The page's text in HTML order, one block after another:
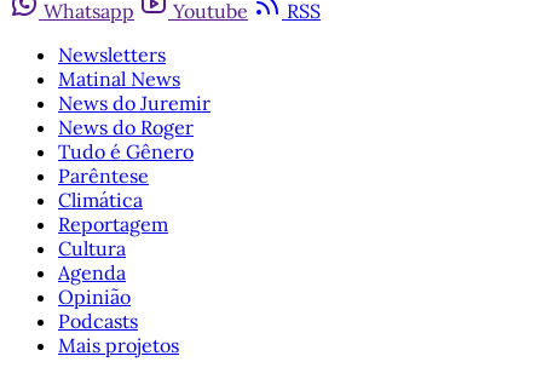
Whatsapp
Youtube
RSS
Newsletters
Matinal News
News do Juremir
News do Roger
Tudo é Gênero
Parêntese
Climática
Reportagem
Cultura
Agenda
Opinião
Podcasts
Mais projetos